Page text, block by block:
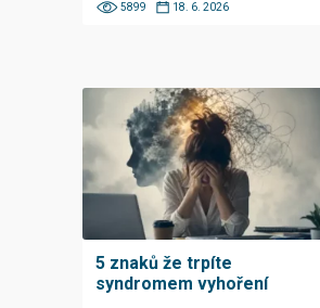
5899 18. 6. 2026
5 znaků že trpíte
syndromem vyhoření